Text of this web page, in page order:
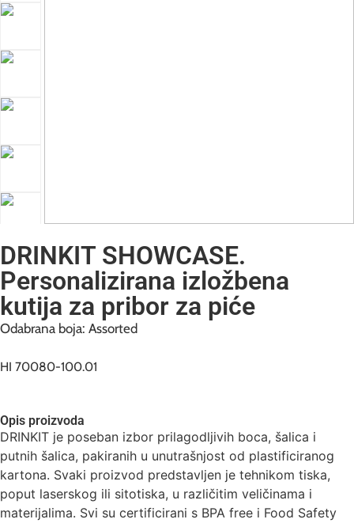
DRINKIT SHOWCASE.
Personalizirana izložbena
kutija za pribor za piće
Odabrana boja: Assorted
HI 70080-100.01
Opis proizvoda
DRINKIT je poseban izbor prilagodljivih boca, šalica i
putnih šalica, pakiranih u unutrašnjost od plastificiranog
kartona. Svaki proizvod predstavljen je tehnikom tiska,
poput laserskog ili sitotiska, u različitim veličinama i
materijalima. Svi su certificirani s BPA free i Food Safety